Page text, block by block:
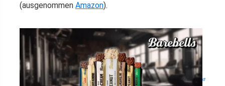
(ausgenommen Amazon).